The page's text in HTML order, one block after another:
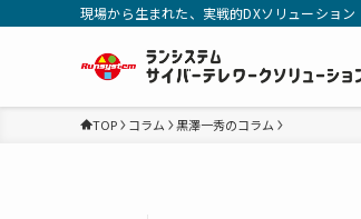
現場から生まれた、実戦的DXソリューション
TOP コラム 黒澤一秀のコラム